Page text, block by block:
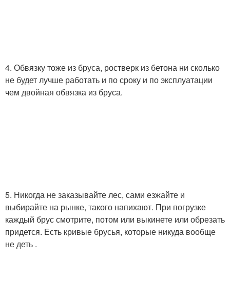
4. Обвязку тоже из бруса, ростверк из бетона ни сколько
не будет лучше работать и по сроку и по эксплуатации
чем двойная обвязка из бруса.
5. Никогда не заказывайте лес, сами езжайте и
выбирайте на рынке, такого напихают. При погрузке
каждый брус смотрите, потом или выкинете или обрезать
придется. Есть кривые брусья, которые никуда вообще
не деть .